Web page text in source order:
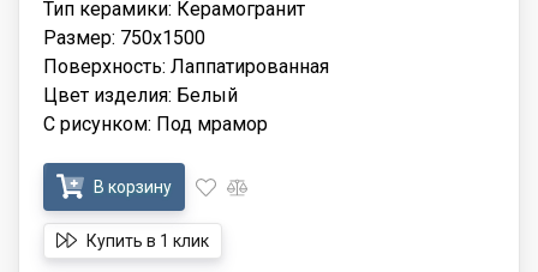
Тип керамики: Керамогранит
Размер: 750x1500
Поверхность: Лаппатированная
Цвет изделия: Белый
С рисунком: Под мрамор
В корзину
Купить в 1 клик